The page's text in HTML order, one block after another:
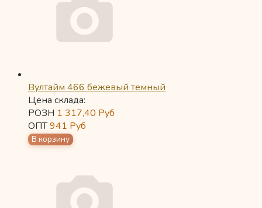
Вултайм 466 бежевый темный
Цена склада:
РОЗН 1 317,40 Руб
ОПТ941 Руб